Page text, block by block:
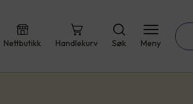
Nettbutikk Handlekurv Søk Meny